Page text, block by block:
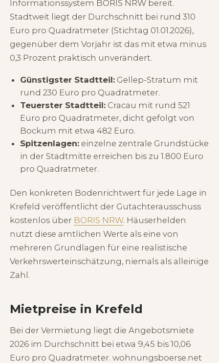
Informationssystem BORIS NRW bereit.
Stadtweit liegt der Durchschnitt bei rund 310
Euro pro Quadratmeter (Stichtag 01.01.2026),
gegenüber dem Vorjahr ist das mit etwa minus
0,3 Prozent praktisch unverändert.
Günstigster Stadtteil:Gellep-Stratum mit
rund 230 Euro pro Quadratmeter.
Teuerster Stadtteil:Cracau mit rund 521
Euro pro Quadratmeter, dicht gefolgt von
Bockum mit etwa 482 Euro.
Spitzenlagen:einzelne zentrale Grundstücke
in der Stadtmitte erreichen bis zu 1.800 Euro
pro Quadratmeter.
Den konkreten Bodenrichtwert für jede Lage in
Krefeld veröffentlicht der Gutachterausschuss
kostenlos über BORIS NRW. Häuserhelden
nutzt diese amtlichen Werte als eine von
mehreren Grundlagen für eine realistische
Verkehrswerteinschätzung, niemals als alleinige
Zahl.
Mietpreise in Krefeld
Bei der Vermietung liegt die Angebotsmiete
2026 im Durchschnitt bei etwa 9,45 bis 10,06
Euro pro Quadratmeter. wohnungsboerse.net